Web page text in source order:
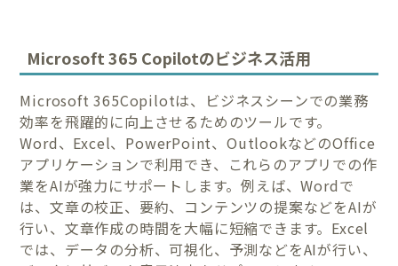
Microsoft 365 Copilotのビジネス活用
Microsoft 365Copilotは、ビジネスシーンでの業務
効率を飛躍的に向上させるためのツールです。
Word、Excel、PowerPoint、OutlookなどのOffice
アプリケーションで利用でき、これらのアプリでの作
業をAIが強力にサポートします。例えば、Wordで
は、文章の校正、要約、コンテンツの提案などをAIが
行い、文章作成の時間を大幅に短縮できます。Excel
では、データの分析、可視化、予測などをAIが行い、